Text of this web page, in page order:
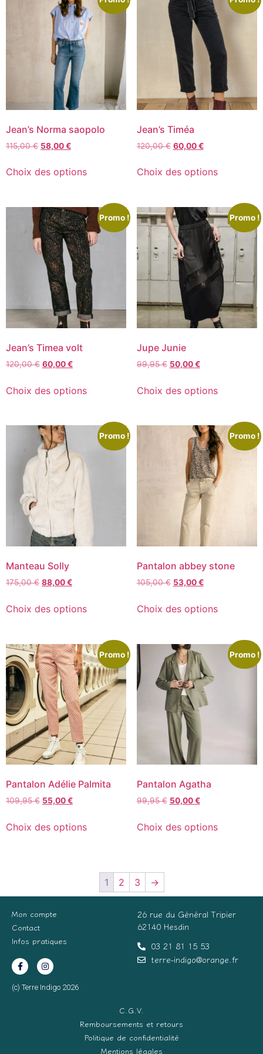
Jean’s Norma saopolo
115,00€ 58,00€
Choix des options
Jean’s Timéa
120,00€ 60,00€
Choix des options
Promo !
Jean’s Timea volt
120,00€ 60,00€
Choix des options
Promo !
Jupe Junie
99,95€ 50,00€
Choix des options
Promo !
Manteau Solly
175,00€ 88,00€
Choix des options
Promo !
Pantalon abbey stone
105,00€ 53,00€
Choix des options
Promo !
Pantalon Adélie Palmita
109,95€ 55,00€
Choix des options
Promo !
Pantalon Agatha
99,95€ 50,00€
Choix des options
1 2 3 →
Mon compte
Contact
Infos pratiques
(c) Terre Indigo 2026
26 rue du Général Tripier
62140 Hesdin
03 21 81 15 53
terre-indigo@orange.fr
C.G.V.
Remboursements et retours
Politique de confidentialité
Mentions légales